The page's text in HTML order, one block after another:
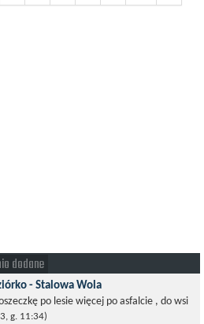
dodane
- Stalowa Wola
po lesie więcej po asfalcie , do wsi
siarki również nie ma , a ci co
g. 11:34)